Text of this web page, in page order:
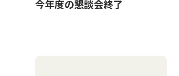
今年度の懇談会終了